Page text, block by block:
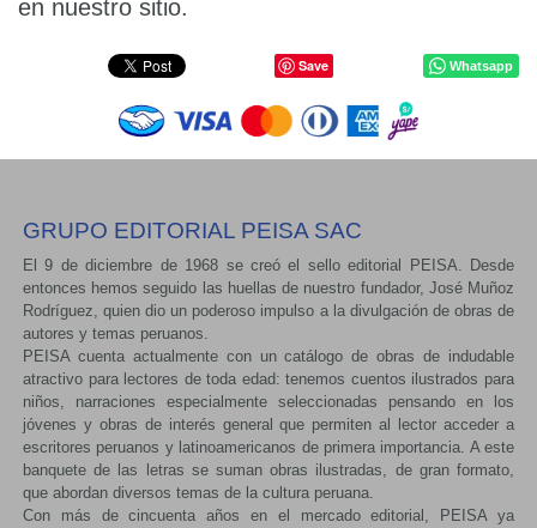
en nuestro sitio.
Save Whatsapp
GRUPO EDITORIAL PEISA SAC
El 9 de diciembre de 1968 se creó el sello editorial PEISA. Desde
entonces hemos seguido las huellas de nuestro fundador, José Muñoz
Rodríguez, quien dio un poderoso impulso a la divulgación de obras de
autores y temas peruanos.
PEISA cuenta actualmente con un catálogo de obras de indudable
atractivo para lectores de toda edad: tenemos cuentos ilustrados para
niños, narraciones especialmente seleccionadas pensando en los
jóvenes y obras de interés general que permiten al lector acceder a
escritores peruanos y latinoamericanos de primera importancia. A este
banquete de las letras se suman obras ilustradas, de gran formato,
que abordan diversos temas de la cultura peruana.
Con más de cincuenta años en el mercado editorial, PEISA ya